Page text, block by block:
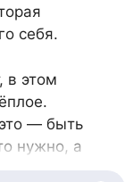
себя.
в этом
— быть
нужно, а